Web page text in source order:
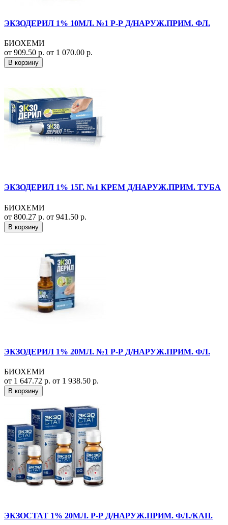
ЭКЗОДЕРИЛ 1% 10МЛ. №1 Р-Р Д/НАРУЖ.ПРИМ. ФЛ.
БИОХЕМИ
от 909.50 р. от 1 070.00 р.
В корзину
ЭКЗОДЕРИЛ 1% 15Г. №1 КРЕМ Д/НАРУЖ.ПРИМ. ТУБА
БИОХЕМИ
от 800.27 р. от 941.50 р.
В корзину
ЭКЗОДЕРИЛ 1% 20МЛ. №1 Р-Р Д/НАРУЖ.ПРИМ. ФЛ.
БИОХЕМИ
от 1 647.72 р. от 1 938.50 р.
В корзину
ЭКЗОСТАТ 1% 20МЛ. Р-Р Д/НАРУЖ.ПРИМ. ФЛ./КАП.